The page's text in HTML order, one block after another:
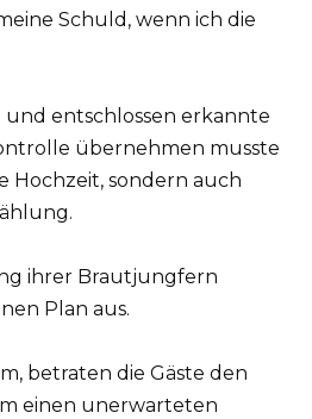
Schuld, wenn ich die
und entschlossen erkannte
übernehmen musste
sondern auch
ihrer Brautjungfern
Plan aus.
betraten die Gäste den
einen unerwarteten